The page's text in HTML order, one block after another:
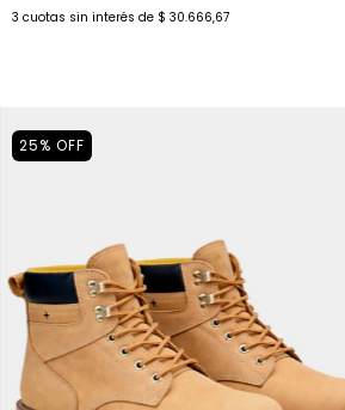
3 cuotas sin interés de $ 30.666,67
25% OFF